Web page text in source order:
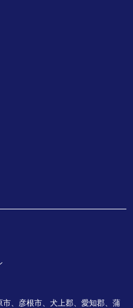
、彦根市、犬上郡、愛知郡、蒲